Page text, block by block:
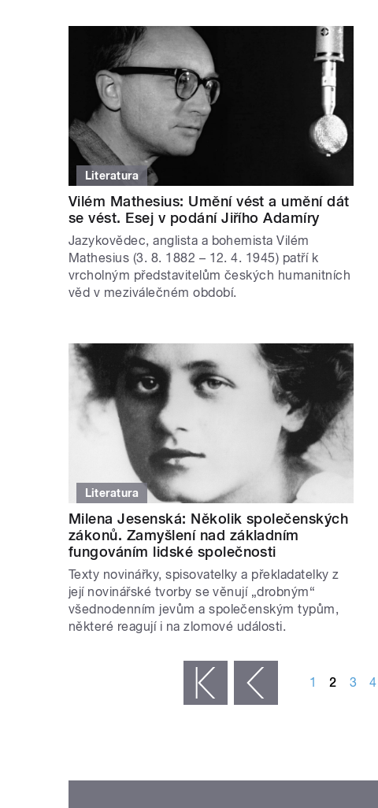
Literatura
Vilém Mathesius: Umění vést a umění dát
se vést. Esej v podání Jiřího Adamíry
Jazykovědec, anglista a bohemista Vilém
Mathesius (3. 8. 1882 – 12. 4. 1945) patří k
vrcholným představitelům českých humanitních
věd v meziválečném období.
Literatura
Milena Jesenská: Několik společenských
zákonů. Zamyšlení nad základním
fungováním lidské společnosti
Texty novinářky, spisovatelky a překladatelky z
její novinářské tvorby se věnují „drobným“
všednodenním jevům a společenským typům,
některé reagují i na zlomové události.
‹ předchozí 1 2 3 4